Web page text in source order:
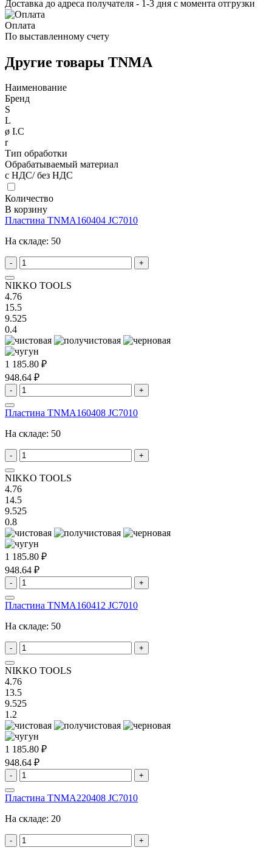
Доставка до адреса получателя - 1-3 дня с момента отгрузки
Оплата
По выставленному счету
Другие товары TNMA
Наименование
Бренд
S
L
ø I.C
r
Тип обработки
Обрабатываемый материал
с НДС/ без НДС
Количество
В корзину
Пластина TNMA160404 JC7010
На складе: 50
- +
NIKKO TOOLS
4.76
15.5
9.525
0.4
1 185.80 ₽
948.64 ₽
- +
Пластина TNMA160408 JC7010
На складе: 50
- +
NIKKO TOOLS
4.76
14.5
9.525
0.8
1 185.80 ₽
948.64 ₽
- +
Пластина TNMA160412 JC7010
На складе: 50
- +
NIKKO TOOLS
4.76
13.5
9.525
1.2
1 185.80 ₽
948.64 ₽
- +
Пластина TNMA220408 JC7010
На складе: 20
- +